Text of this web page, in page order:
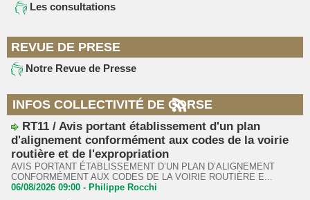
Les consultations
REVUE DE PRESE
Notre Revue de Presse
INFOS COLLECTIVITÉ DE CORSE
RT11 / Avis portant établissement d'un plan
d'alignement conformément aux codes de la voirie
routière et de l'expropriation
AVIS PORTANT ÉTABLISSEMENT D’UN PLAN D’ALIGNEMENT
CONFORMÉMENT AUX CODES DE LA VOIRIE ROUTIÈRE E...
06/08/2026 09:00 - Philippe Rocchi